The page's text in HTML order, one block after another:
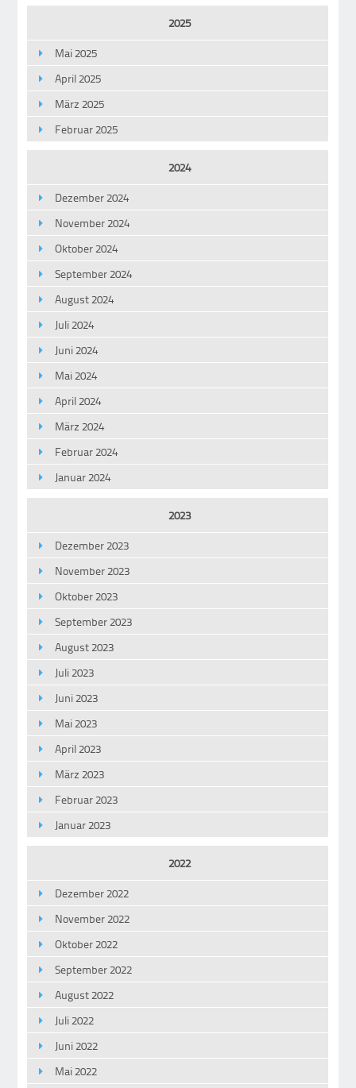
2025
Mai 2025
April 2025
März 2025
Februar 2025
2024
Dezember 2024
November 2024
Oktober 2024
September 2024
August 2024
Juli 2024
Juni 2024
Mai 2024
April 2024
März 2024
Februar 2024
Januar 2024
2023
Dezember 2023
November 2023
Oktober 2023
September 2023
August 2023
Juli 2023
Juni 2023
Mai 2023
April 2023
März 2023
Februar 2023
Januar 2023
2022
Dezember 2022
November 2022
Oktober 2022
September 2022
August 2022
Juli 2022
Juni 2022
Mai 2022